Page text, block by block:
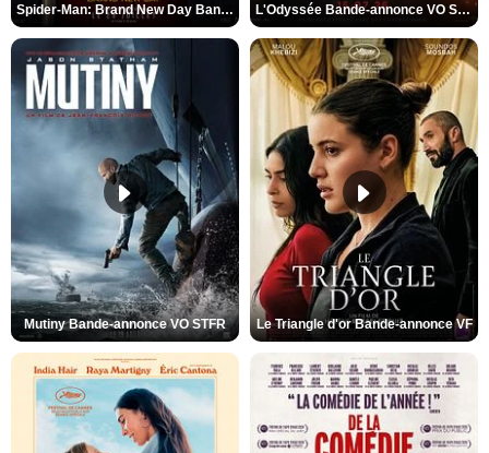
Spider-Man: Brand New Day Bande-annonce VO STFR L'Odyssée Bande-annonce VO STFR
Mutiny Bande-annonce VO STFR Le Triangle d'or Bande-annonce VF